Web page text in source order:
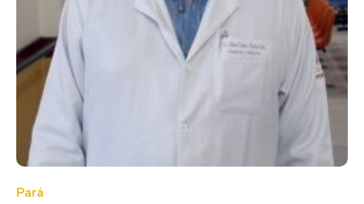
Pará